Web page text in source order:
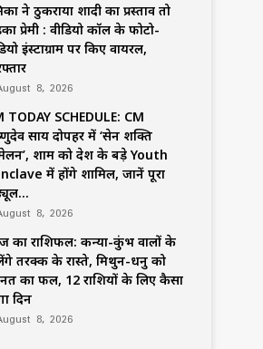
ने ठुकराया शादी का प्रस्ताव तो
प्रेमी : वीडियो कॉल के फोटो-
इंस्टाग्राम पर किए वायरल,
8, 2026
TODAY SCHEDULE: CM
साय दोपहर में ‘सेन शक्ति
शाम को देश के बड़े Youth
में होंगे शामिल, जानें पूरा
8, 2026
का राशिफल: कन्या-कुंभ वालों के
तरक्की के रास्ते, मिथुन-धनु को
का फल, 12 राशियों के लिए कैसा
दिन
8, 2026